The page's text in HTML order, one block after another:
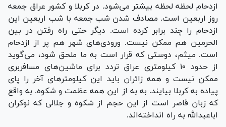
ازدحام لحظه لحظه بیشتر می‌شود. در کربلا و کشور عراق جمعه
روز اربعین است. مصادف شدن شب جمعه با شب اربعین این
ازدحام را چند برابر کرده است. دیگر حتی راه رفتن در بین
الحرمین هم ممکن نیست. ورودی‌های شهر هم پر از ازدحام
است. میثم، دوستی که قرار است به ما ملحق شود، می‌گوید
از حدود ۱۰ کیلومتری عراق تردد برای ماشین‌های مسافربری
ممکن نیست و همه زائران باید این کیلومترهای آخر را پای
پیاده به کربلا بیایند. به به از این همه عظمت و شکوه. به واقع
که زبان قاصر است از این حجم از شکوه و جلالی که نوکران
اباعبدالله به راه انداخته‌اند.